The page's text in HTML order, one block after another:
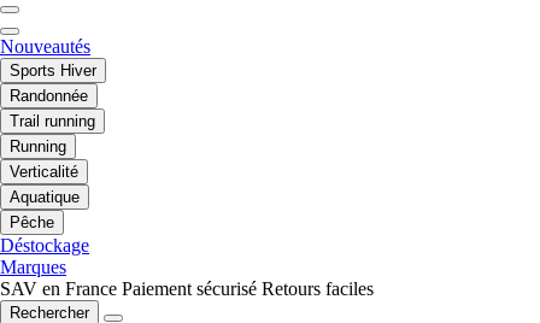
Nouveautés
Sports Hiver
Randonnée
Trail running
Running
Verticalité
Aquatique
Pêche
Déstockage
Marques
SAV en France Paiement sécurisé Retours faciles
Rechercher